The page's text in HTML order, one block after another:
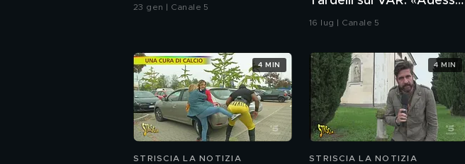
23 gen | Canale 5
c'è ma è peggio». Lo
16 lug | Canale 5
STRISCIA LA NOTIZIA
4 MIN
STRISCIA LA NOTIZIA
4 MIN